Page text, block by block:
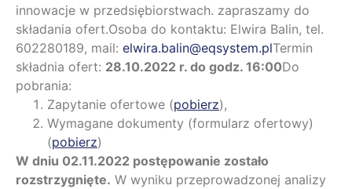
innowacje w przedsiębiorstwach. zapraszamy do
składania ofert.Osoba do kontaktu: Elwira Balin, tel.
602280189, mail: elwira.balin@eqsystem.plTermin
składnia ofert: 28.10.2022 r. do godz. 16:00Do
pobrania:
Zapytanie ofertowe (pobierz),
Wymagane dokumenty (formularz ofertowy)
(pobierz)
W dniu 02.11.2022 postępowanie zostało
rozstrzygnięte. W wyniku przeprowadzonej analizy